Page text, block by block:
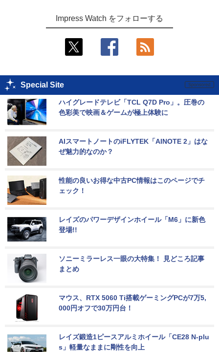
Impress Watch をフォローする
Special Site
ハイグレードテレビ「TCL Q7D Pro」。圧巻の
色彩美で映画＆ゲームが極上体験に
AIスマートノートのiFLYTEK「AINOTE 2」はな
ぜ魅力的なのか？
性能の良いお得な中古PC情報はこのページでチ
ェック！
レイズのパワーデザインホイール「M6」に新色
登場!!
ソニーミラーレス一眼の大特集！ 見どころ記事
まとめ
マウス、RTX 5060 Ti搭載ゲーミングPCが7万5,
000円オフで30万円台！
レイズ鍛造1ピースアルミホイール「CE28 N-plu
s」軽量なままに剛性を向上